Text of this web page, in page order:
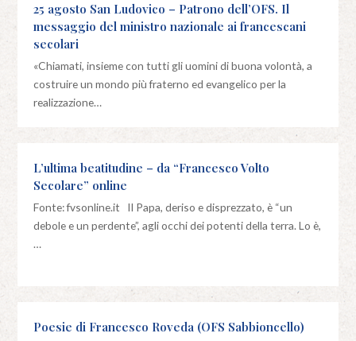
25 agosto San Ludovico – Patrono dell’OFS. Il
messaggio del ministro nazionale ai francescani
secolari
«Chiamati, insieme con tutti gli uomini di buona volontà, a
costruire un mondo più fraterno ed evangelico per la
realizzazione…
L’ultima beatitudine – da “Francesco Volto
Secolare” online
Fonte: fvsonline.it Il Papa, deriso e disprezzato, è “un
debole e un perdente”, agli occhi dei potenti della terra. Lo è,
…
Poesie di Francesco Roveda (OFS Sabbioncello)